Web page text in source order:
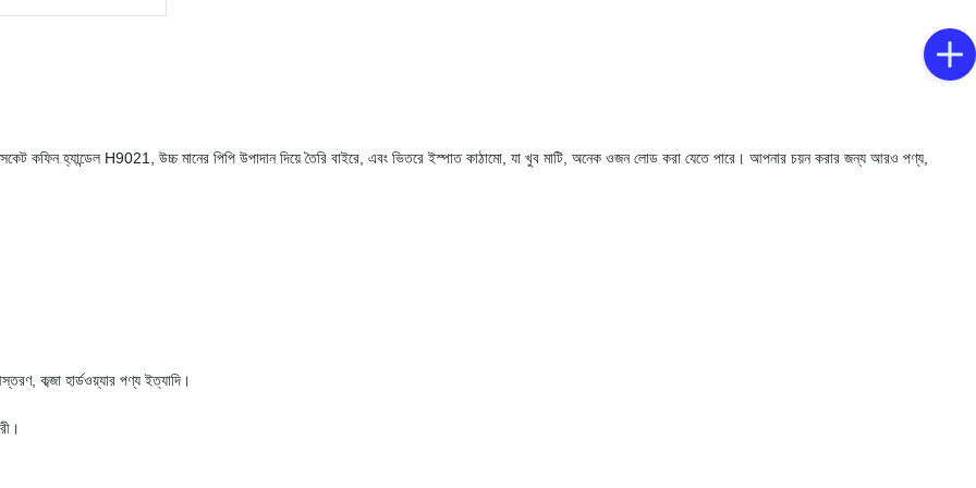
কফিন হ্যান্ডেল H9021, উচ্চ মানের পিপি উপাদান দিয়ে তৈরি বাইরে, এবং ভিতরে ইস্পাত কাঠামো, যা খুব মাটি, অনেক ওজন লোড করা যেতে পারে। আপনার চয়ন করার জন্য আরও পণ্য,
কব্জা হার্ডওয়্যার পণ্য ইত্যাদি।